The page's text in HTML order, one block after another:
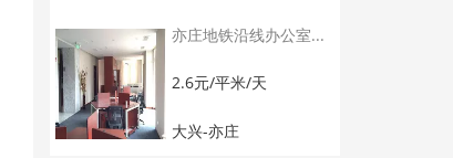
亦庄地铁沿线办公室...
2.6元/平米/天
大兴-亦庄